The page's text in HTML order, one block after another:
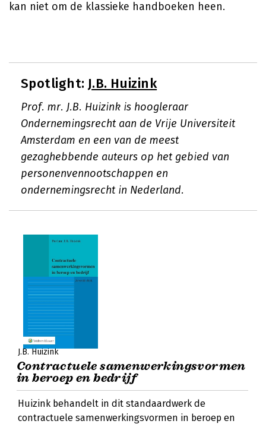
kan niet om de klassieke handboeken heen.
Spotlight: J.B. Huizink
Prof. mr. J.B. Huizink is hoogleraar
Ondernemingsrecht aan de Vrije Universiteit
Amsterdam en een van de meest
gezaghebbende auteurs op het gebied van
personenvennootschappen en
ondernemingsrecht in Nederland.
J.B. Huizink
Contractuele samenwerkingsvormen
in beroep en bedrijf
Huizink behandelt in dit standaardwerk de
contractuele samenwerkingsvormen in beroep en